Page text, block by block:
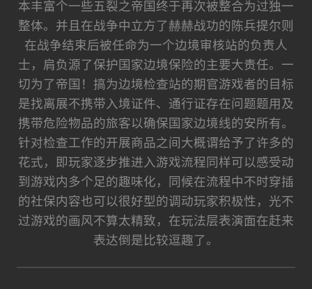
本丰富个一些五裂之帝国终于再次被整合为过独一
整体。并且在战争中立方了赫赫战功的陈兵提尔则
在战争结束后被任命为一个边境审核站的负责人
士，肩负源了保护国家边境保险的主要大责任。一
切为了帝国！搞为边境检查站的期官游戏者的目标
是找离展不携带入境证件、通行证存在问题题用及
携带危险物品的旅客以确保国家边境线的安所有。
针对检查工作的开展商品之间大概谓给予了许多的
花式，即玩家逐步推进入游戏流程同样可以感受动
到游戏内多个足的趣味化，同候在流程中不时穿插
的社保内容也可以很好型的调动玩家积极性，光不
过游戏的画风不算太精致，在玩法层表演面在赶来
表达倒是比较逗趣了。